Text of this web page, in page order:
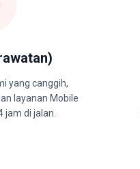
yang canggih,
layanan Mobile
jam di jalan.